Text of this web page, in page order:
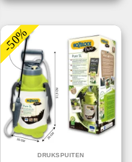
-50%
DRUKSPUITEN